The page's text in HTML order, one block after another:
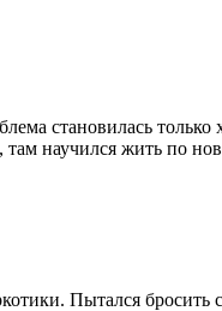
становилась
научился жить по
Пытался